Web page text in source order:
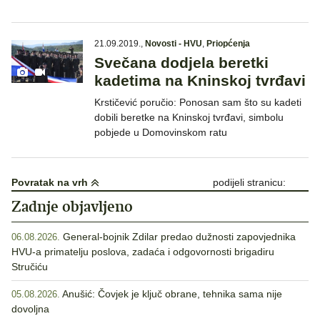
21.09.2019., Novosti - HVU, Priopćenja
Svečana dodjela beretki
kadetima na Kninskoj tvrđavi
Krstičević poručio: Ponosan sam što su kadeti
dobili beretke na Kninskoj tvrđavi, simbolu
pobjede u Domovinskom ratu
Povratak na vrh podijeli stranicu:
Zadnje objavljeno
06.08.2026. General-bojnik Zdilar predao dužnosti zapovjednika
HVU-a primatelju poslova, zadaća i odgovornosti brigadiru
Stručiću
05.08.2026. Anušić: Čovjek je ključ obrane, tehnika sama nije
dovoljna